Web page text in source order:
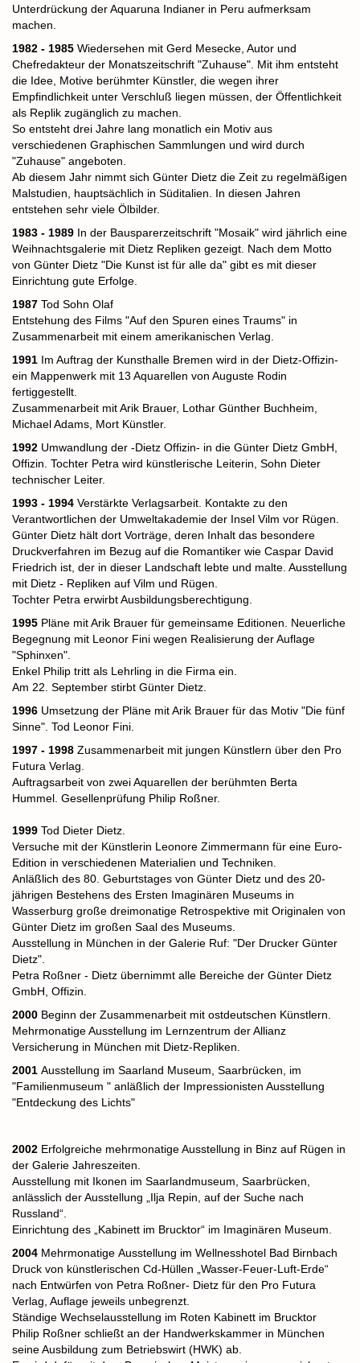
Unterdrückung der Aquaruna Indianer in Peru aufmerksam
machen.
1982 - 1985 Wiedersehen mit Gerd Mesecke, Autor und
Chefredakteur der Monatszeitschrift "Zuhause". Mit ihm entsteht
die Idee, Motive berühmter Künstler, die wegen ihrer
Empfindlichkeit unter Verschluß liegen müssen, der Öffentlichkeit
als Replik zugänglich zu machen.
So entsteht drei Jahre lang monatlich ein Motiv aus
verschiedenen Graphischen Sammlungen und wird durch
"Zuhause" angeboten.
Ab diesem Jahr nimmt sich Günter Dietz die Zeit zu regelmäßigen
Malstudien, hauptsächlich in Süditalien. In diesen Jahren
entstehen sehr viele Ölbilder.
1983 - 1989 In der Bausparerzeitschrift "Mosaik" wird jährlich eine
Weihnachtsgalerie mit Dietz Repliken gezeigt. Nach dem Motto
von Günter Dietz "Die Kunst ist für alle da" gibt es mit dieser
Einrichtung gute Erfolge.
1987 Tod Sohn Olaf
Entstehung des Films "Auf den Spuren eines Traums" in
Zusammenarbeit mit einem amerikanischen Verlag.
1991 Im Auftrag der Kunsthalle Bremen wird in der Dietz-Offizin-
ein Mappenwerk mit 13 Aquarellen von Auguste Rodin
fertiggestellt.
Zusammenarbeit mit Arik Brauer, Lothar Günther Buchheim,
Michael Adams, Mort Künstler.
1992 Umwandlung der -Dietz Offizin- in die Günter Dietz GmbH,
Offizin. Tochter Petra wird künstlerische Leiterin, Sohn Dieter
technischer Leiter.
1993 - 1994 Verstärkte Verlagsarbeit. Kontakte zu den
Verantwortlichen der Umweltakademie der Insel Vilm vor Rügen.
Günter Dietz hält dort Vorträge, deren Inhalt das besondere
Druckverfahren im Bezug auf die Romantiker wie Caspar David
Friedrich ist, der in dieser Landschaft lebte und malte. Ausstellung
mit Dietz - Repliken auf Vilm und Rügen.
Tochter Petra erwirbt Ausbildungsberechtigung.
1995 Pläne mit Arik Brauer für gemeinsame Editionen. Neuerliche
Begegnung mit Leonor Fini wegen Realisierung der Auflage
"Sphinxen".
Enkel Philip tritt als Lehrling in die Firma ein.
Am 22. September stirbt Günter Dietz.
1996 Umsetzung der Pläne mit Arik Brauer für das Motiv "Die fünf
Sinne". Tod Leonor Fini.
1997 - 1998 Zusammenarbeit mit jungen Künstlern über den Pro
Futura Verlag.
Auftragsarbeit von zwei Aquarellen der berühmten Berta
Hummel. Gesellenprüfung Philip Roßner.
1999 Tod Dieter Dietz.
Versuche mit der Künstlerin Leonore Zimmermann für eine Euro-
Edition in verschiedenen Materialien und Techniken.
Anläßlich des 80. Geburtstages von Günter Dietz und des 20-
jährigen Bestehens des Ersten Imaginären Museums in
Wasserburg große dreimonatige Retrospektive mit Originalen von
Günter Dietz im großen Saal des Museums.
Ausstellung in München in der Galerie Ruf: "Der Drucker Günter
Dietz".
Petra Roßner - Dietz übernimmt alle Bereiche der Günter Dietz
GmbH, Offizin.
2000 Beginn der Zusammenarbeit mit ostdeutschen Künstlern.
Mehrmonatige Ausstellung im Lernzentrum der Allianz
Versicherung in München mit Dietz-Repliken.
2001 Ausstellung im Saarland Museum, Saarbrücken, im
"Familienmuseum " anläßlich der Impressionisten Ausstellung
"Entdeckung des Lichts"
2002 Erfolgreiche mehrmonatige Ausstellung in Binz auf Rügen in
der Galerie Jahreszeiten.
Ausstellung mit Ikonen im Saarlandmuseum, Saarbrücken,
anlässlich der Ausstellung „Ilja Repin, auf der Suche nach
Russland“.
Einrichtung des „Kabinett im Brucktor“ im Imaginären Museum.
2004 Mehrmonatige Ausstellung im Wellnesshotel Bad Birnbach
Druck von künstlerischen Cd-Hüllen „Wasser-Feuer-Luft-Erde“
nach Entwürfen von Petra Roßner- Dietz für den Pro Futura
Verlag, Auflage jeweils unbegrenzt.
Ständige Wechselausstellung im Roten Kabinett im Brucktor
Philip Roßner schließt an der Handwerkskammer in München
seine Ausbildung zum Betriebswirt (HWK) ab.